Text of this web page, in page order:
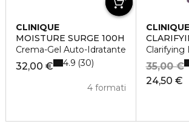
CLINIQUE
MOISTURE SURGE 100H
Crema-Gel Auto-Idratante
32,00 €
4 formati
4.9 30
CLINIQUE
Clarifying
24,50 €
35,00 €